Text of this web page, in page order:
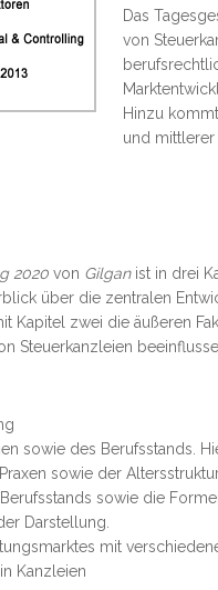
Das
von
Hinzu
und mittlerer
2020 von Gilganist in drei
über die zentralen
Kapitel zwei die äußeren
Steuerkanzleien
sowie des Berufsstands.
sowie der
sowie die
Darstellung.
mit
Kanzleien